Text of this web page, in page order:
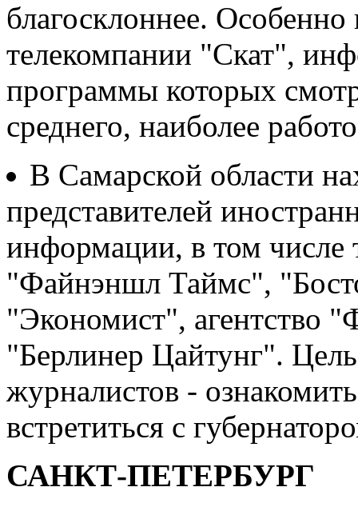
благосклоннее.
телекомпании "Скат",
программы которых
среднего, наиболее
В Самарской области
представителей
информации, в том числе
"Файнэншл Таймс",
"Экономист", агентство
"Берлинер Цайтунг".
журналистов -
встретиться с
САНКТ-ПЕТЕРБУРГ